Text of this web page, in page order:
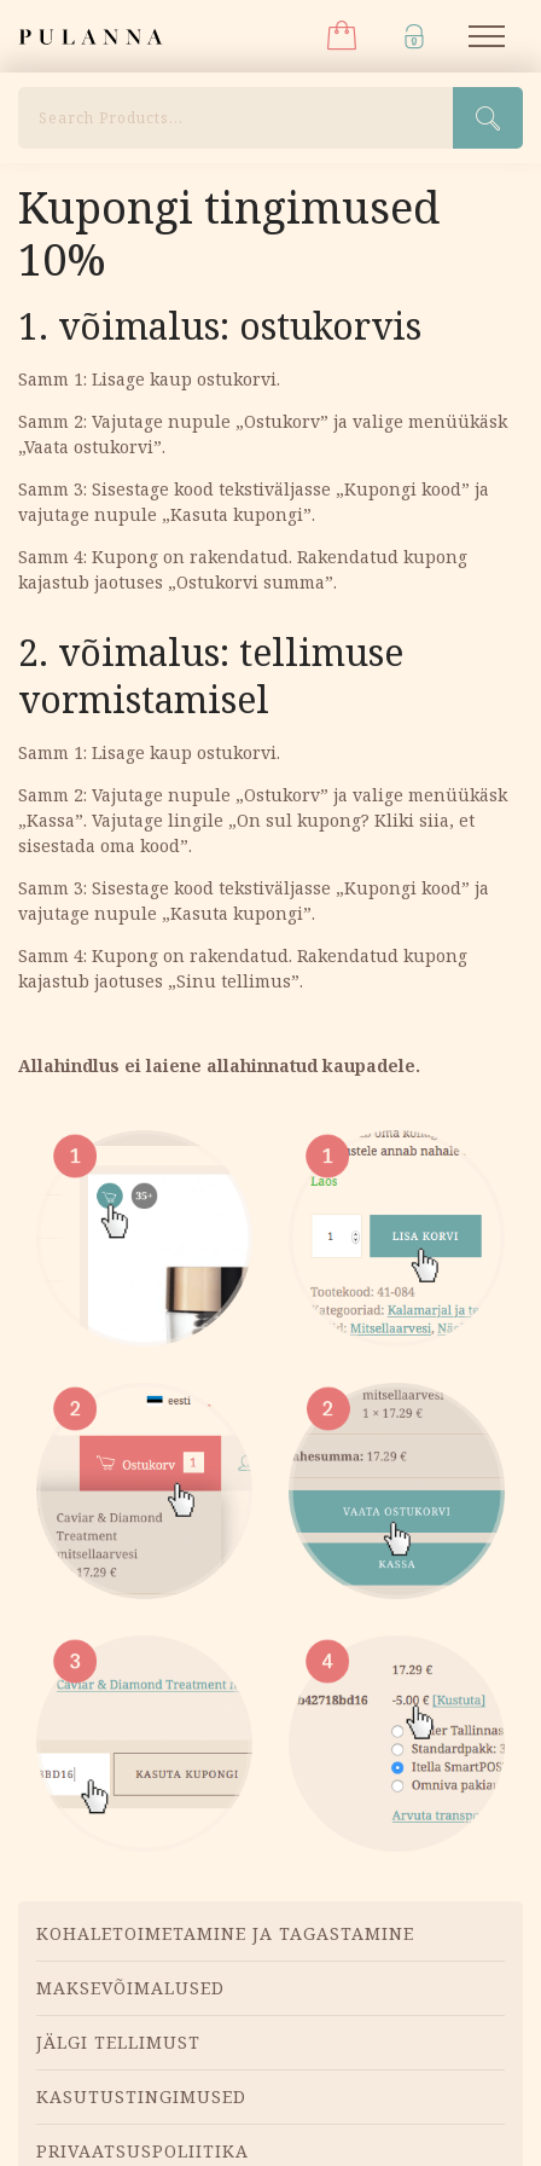
sisu
Menüü
Kupongi tingimused
10%
1. võimalus: ostukorvis
Samm 1: Lisage kaup ostukorvi.
Samm 2: Vajutage nupule „Ostukorv” ja valige menüükäsk
„Vaata ostukorvi”.
Samm 3: Sisestage kood tekstiväljasse „Kupongi kood” ja
vajutage nupule „Kasuta kupongi”.
Samm 4: Kupong on rakendatud. Rakendatud kupong
kajastub jaotuses „Ostukorvi summa”.
2. võimalus: tellimuse
vormistamisel
Samm 1: Lisage kaup ostukorvi.
Samm 2: Vajutage nupule „Ostukorv” ja valige menüükäsk
„Kassa”. Vajutage lingile „On sul kupong? Kliki siia, et
sisestada oma kood”.
Samm 3: Sisestage kood tekstiväljasse „Kupongi kood” ja
vajutage nupule „Kasuta kupongi”.
Samm 4: Kupong on rakendatud. Rakendatud kupong
kajastub jaotuses „Sinu tellimus”.
Allahindlus ei laiene allahinnatud kaupadele.
Menüü
KOHALETOIMETAMINE JA TAGASTAMINE
MAKSEVÕIMALUSED
JÄLGI TELLIMUST
KASUTUSTINGIMUSED
PRIVAATSUSPOLIITIKA